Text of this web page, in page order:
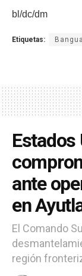
bl/dc/dm
Etiquetas:
Estados
ante
en
El Comando
región